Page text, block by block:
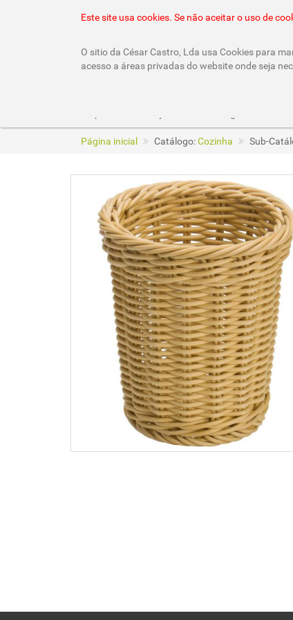
Este site usa cookies. Se não aceitar o uso de
O sitio da César Castro, Lda usa Cookies para
acesso a áreas privadas do website onde seja
Página inicial Catálogo:Cozinha Sub-